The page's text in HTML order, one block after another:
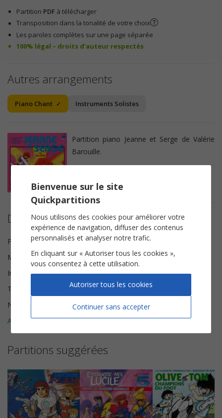
Partition PDF à télécharger
Transposition dans la tonalité de votre choix
Les paroles complètes sur une page séparée
100% légal – droits d’auteur respectés
Autres arrangements
Piano Chant Instruments Solistes
Partition piano Jeanne et Serge de Valérie
Barouille.
Détails de la partition
Paroles
Alessandra Valeri manera
Musique
Carmelo Carucci
Instrumentation
Piano Chant
Tonalité
Fa majeur
Nombre de pages
5
Avis clients (1) 5
Partitions suggérées
Bienvenue sur le site
Quickpartitions
Nous utilisons des cookies pour améliorer votre
expérience de navigation, diffuser des contenus
personnalisés et analyser notre trafic.
En cliquant sur « Autoriser tous les cookies »,
vous consentez à cette utilisation.
Continuer sans accepter
Autoriser tous les cookies